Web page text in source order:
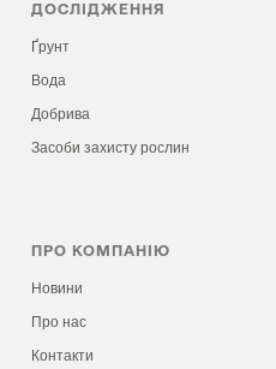
ДОСЛІДЖЕННЯ
Ґрунт
Вода
Добрива
Засоби захисту рослин
ПРО КОМПАНІЮ
Новини
Про нас
Контакти